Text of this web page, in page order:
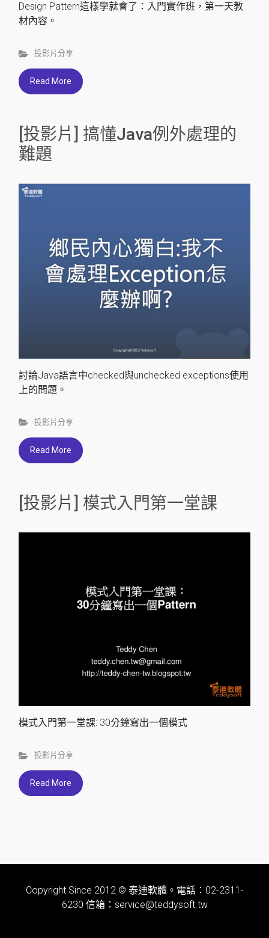
Design Pattern這樣學就會了：入門實作班，第一天教
材內容。
投影片分享
Read More
[投影片] 搞懂Java例外處理的
難題
討論Java語言中checked與unchecked exceptions使用
上的問題。
投影片分享
Read More
[投影片] 模式入門第一堂課
模式入門第一堂課: 30分鐘寫出一個模式
投影片分享
Read More
Copyright Since 2012 © 泰迪軟體。電話：02-2311-
6230 信箱：service@teddysoft.tw